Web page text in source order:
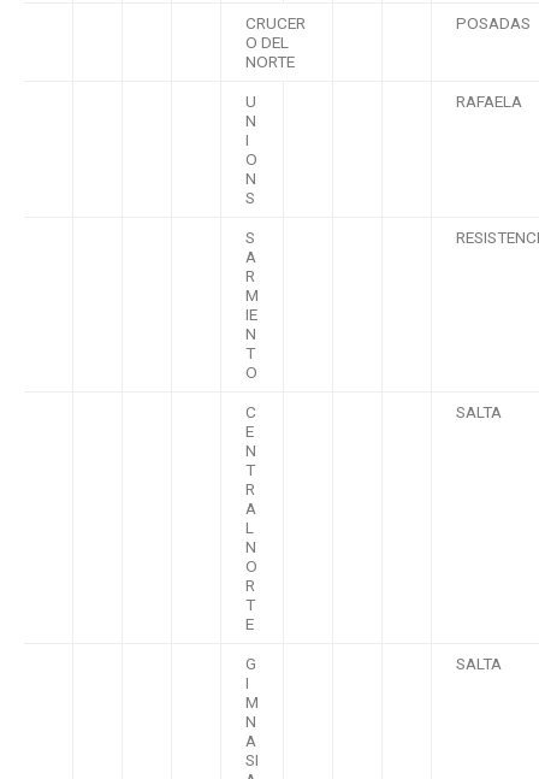
CRUCER
O DEL
NORTE
POSADAS
U
N
I
O
N
S
RAFAELA
S
A
R
M
IE
N
T
O
C
E
N
T
R
A
L
N
O
R
T
E
SALTA
G
I
M
N
A
SI
SALTA